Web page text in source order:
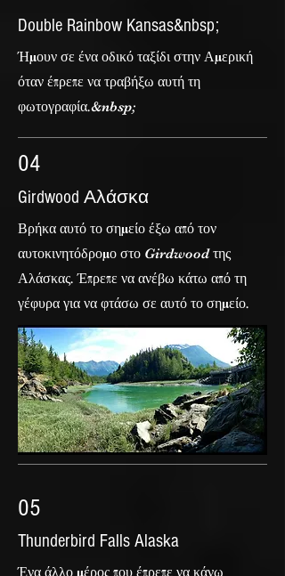
Double Rainbow Kansas&nbsp;
Ήμουν σε ένα οδικό ταξίδι στην Αμερική
όταν έπρεπε να τραβήξω αυτή τη
φωτογραφία.&nbsp;
04
Girdwood Αλάσκα
Βρήκα αυτό το σημείο έξω από τον
αυτοκινητόδρομο στο Girdwood της
Αλάσκας. Έπρεπε να ανέβω κάτω από τη
γέφυρα για να φτάσω σε αυτό το σημείο.
05
Thunderbird Falls Alaska